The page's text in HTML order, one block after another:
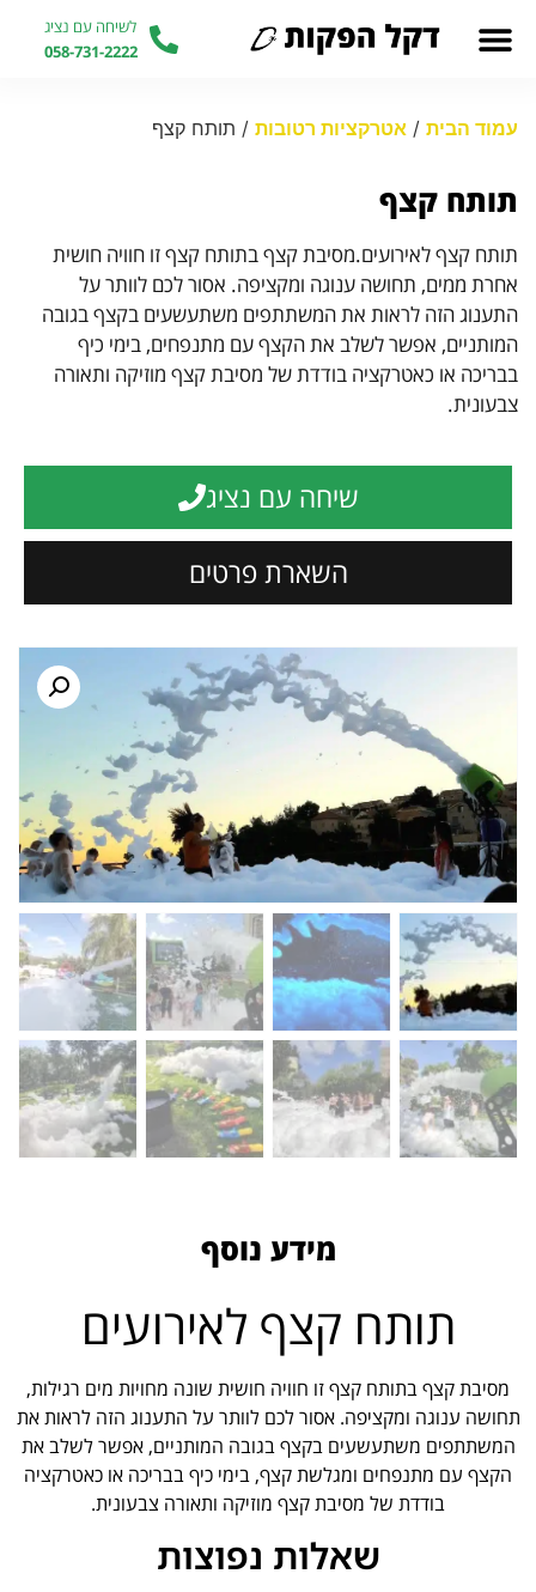
לשיחה עם נציג
058-731-2222
עמוד הבית / אטרקציות רטובות / תותח קצף
תותח קצף
תותח קצף לאירועים.מסיבת קצף בתותח קצף זו חוויה חושית
אחרת ממים, תחושה ענוגה ומקציפה. אסור לכם לוותר על
התענוג הזה לראות את המשתתפים משתעשעים בקצף בגובה
המותניים, אפשר לשלב את הקצף עם מתנפחים, בימי כיף
בבריכה או כאטרקציה בודדת של מסיבת קצף מוזיקה ותאורה
צבעונית.
שיחה עם נציג
השארת פרטים
מידע נוסף
תותח קצף לאירועים
מסיבת קצף בתותח קצף זו חוויה חושית שונה מחויות מים רגילות,
תחושה ענוגה ומקציפה. אסור לכם לוותר על התענוג הזה לראות את
המשתתפים משתעשעים בקצף בגובה המותניים, אפשר לשלב את
הקצף עם מתנפחים ומגלשת קצף, בימי כיף בבריכה או כאטרקציה
בודדת של מסיבת קצף מוזיקה ותאורה צבעונית.
שאלות נפוצות